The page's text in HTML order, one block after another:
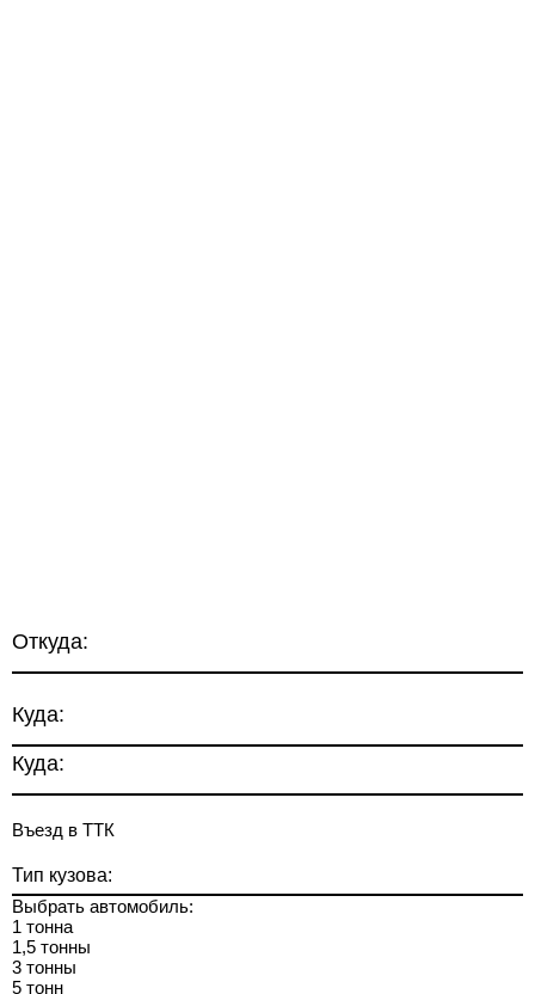
Откуда:
Куда:
Куда:
Въезд в ТТК
Тип кузова:
Выбрать автомобиль:
1 тонна
1,5 тонны
3 тонны
5 тонн